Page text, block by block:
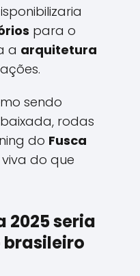
para o
a arquitetura
sendo
rodas
do Fusca
do que
2025 seria
brasileiro